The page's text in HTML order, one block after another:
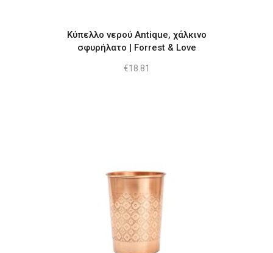
Κύπελλο νερού Antique, χάλκινο
σφυρήλατο | Forrest & Love
€18.81